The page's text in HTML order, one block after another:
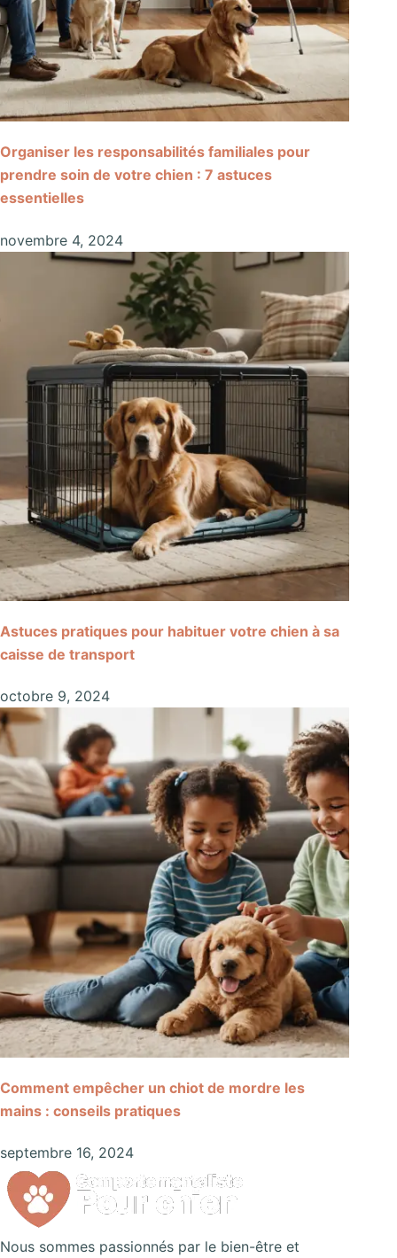
Organiser les responsabilités familiales pour
prendre soin de votre chien : 7 astuces
essentielles
novembre 4, 2024
Astuces pratiques pour habituer votre chien à sa
caisse de transport
octobre 9, 2024
Comment empêcher un chiot de mordre les
mains : conseils pratiques
septembre 16, 2024
Nous sommes passionnés par le bien-être et